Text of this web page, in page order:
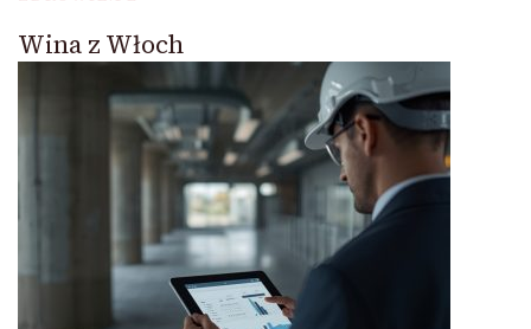
Wina z Włoch